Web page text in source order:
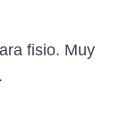
fisio. Muy